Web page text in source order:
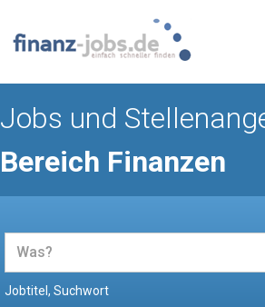
Jobs und
Bereich Finanzen
Jobtitel, Suchwort